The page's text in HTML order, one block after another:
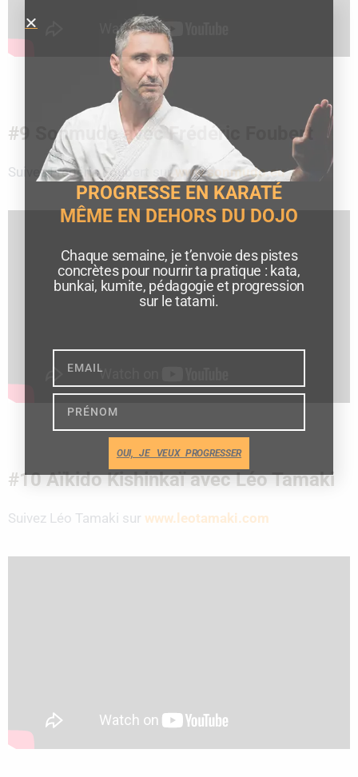
#9 Sonmudo avec Frédéric Foubert
Suivez Frédéric Foubert surwww.sonmudo.eu
#10 Aïkido Kishinkaï avec Léo Tamaki
Suivez Léo Tamaki sur www.leotamaki.com
PROGRESSE EN KARATÉ
MÊME EN DEHORS DU DOJO
Chaque semaine, je t’envoie des pistes
concrètes pour nourrir ta pratique : kata,
bunkai, kumite, pédagogie et progression
sur le tatami.
OUI, JE VEUX PROGRESSER